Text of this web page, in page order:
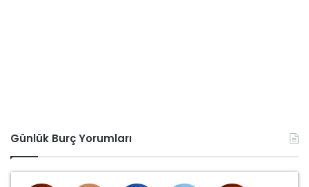
Günlük Burç Yorumları